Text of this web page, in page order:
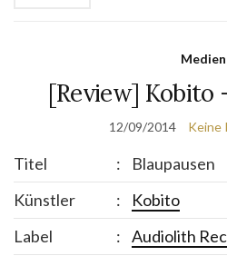
Medien
[Review] Kobito
12/09/2014 Keine
Titel :
Blaupausen
Künstler
:
Kobito
Label
: Audiolith